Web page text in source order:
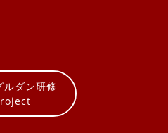
ルダン研修